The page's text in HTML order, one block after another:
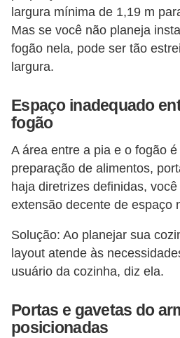
largura mínima de 1,19 m
Mas se você não planeja
fogão nela, pode ser tão
largura.
Espaço inadequado
fogão
A área entre a pia e o fogão
preparação de alimentos,
haja diretrizes definidas,
extensão decente de espaço
Solução: Ao planejar sua
layout atende às
usuário da cozinha, diz ela.
Portas e gavetas do
posicionadas